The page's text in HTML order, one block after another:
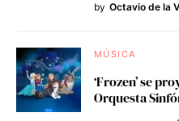
by Octavio de la
MÚSICA
‘Frozen’ se
Orquesta